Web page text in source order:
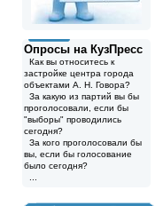
Опросы на КузПресс
Как вы относитесь к
застройке центра города
объектами А. Н. Говора?
За какую из партий вы бы
проголосовали, если бы
"выборы" проводились
сегодня?
За кого проголосовали бы
вы, если бы голосование
было сегодня?